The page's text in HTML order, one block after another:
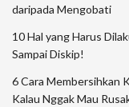
daripada Mengobati
10 Hal yang Harus
Sampai Diskip!
6 Cara Membersihkan
Kalau Nggak Mau